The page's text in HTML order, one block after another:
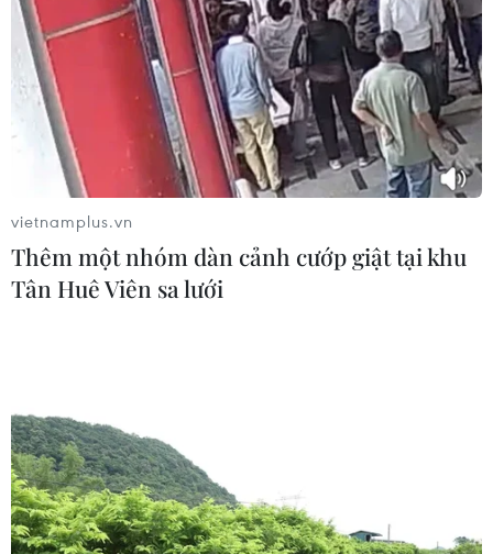
khó tin trước chủ nhà Thái Lan
06/08/2026 02:38
Khai mạc Vòng loại môn Bóng rổ Đại
hội Thể thao sinh viên toàn quốc
năm 2026
05/08/2026 11:57
Toàn cảnh ASEAN Cup: Thái
Nhận định Philippines vs
Thái Lan: Madam Pang treo thưởng
tiền tỷ, "Voi chiến" quyết thắng
vietnamplus.vn
Thêm một nhóm dàn cảnh cướp giật tại khu
Tân Huê Viên sa lưới